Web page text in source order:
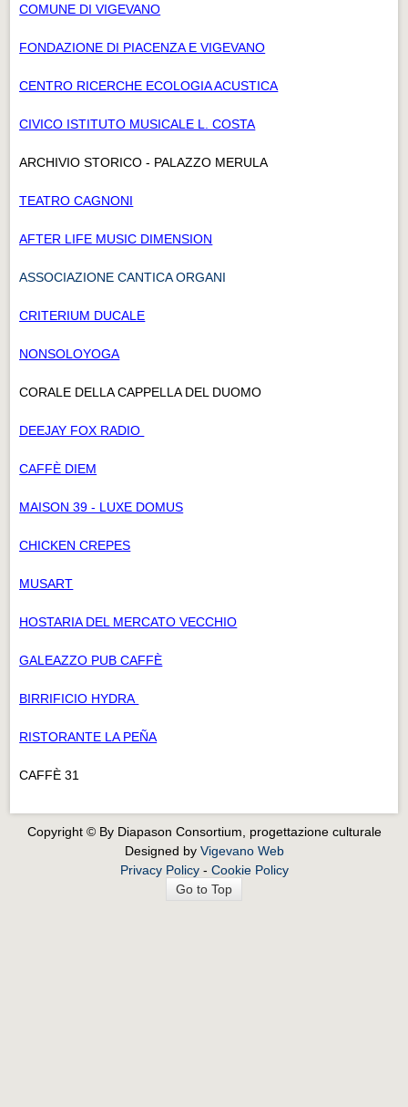
COMUNE DI VIGEVANO
FONDAZIONE DI PIACENZA E VIGEVANO
CENTRO RICERCHE ECOLOGIA ACUSTICA
CIVICO ISTITUTO MUSICALE L. COSTA
ARCHIVIO STORICO - PALAZZO MERULA
TEATRO CAGNONI
AFTER LIFE MUSIC DIMENSION
ASSOCIAZIONE CANTICA ORGANI
CRITERIUM DUCALE
NONSOLOYOGA
CORALE DELLA CAPPELLA DEL DUOMO
DEEJAY FOX RADIO
CAFFÈ DIEM
MAISON 39 - LUXE DOMUS
CHICKEN CREPES
MUSART
HOSTARIA DEL MERCATO VECCHIO
GALEAZZO PUB CAFFÈ
BIRRIFICIO HYDRA
RISTORANTE LA PEÑA
CAFFÈ 31
Copyright © By Diapason Consortium, progettazione culturale
Designed by Vigevano Web
Privacy Policy- Cookie Policy
Go to Top